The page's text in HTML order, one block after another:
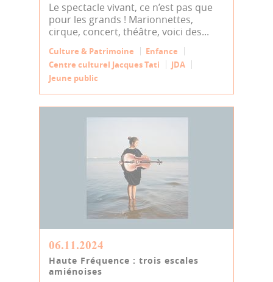
Le spectacle vivant, ce n’est pas que
pour les grands ! Marionnettes,
cirque, concert, théâtre, voici des...
Culture & Patrimoine
Enfance
Centre culturel Jacques Tati
JDA
Jeune public
06.11.2024
Haute Fréquence : trois escales
amiénoises